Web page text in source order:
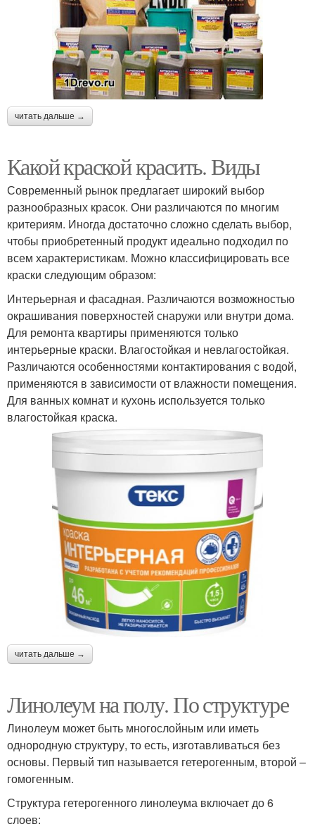
читать дальше →
Какой краской красить. Виды
Современный рынок предлагает широкий выбор
разнообразных красок. Они различаются по многим
критериям. Иногда достаточно сложно сделать выбор,
чтобы приобретенный продукт идеально подходил по
всем характеристикам. Можно классифицировать все
краски следующим образом:
Интерьерная и фасадная. Различаются возможностью
окрашивания поверхностей снаружи или внутри дома.
Для ремонта квартиры применяются только
интерьерные краски. Влагостойкая и невлагостойкая.
Различаются особенностями контактирования с водой,
применяются в зависимости от влажности помещения.
Для ванных комнат и кухонь используется только
влагостойкая краска.
читать дальше →
Линолеум на полу. По структуре
Линолеум может быть многослойным или иметь
однородную структуру, то есть, изготавливаться без
основы. Первый тип называется гетерогенным, второй –
гомогенным.
Структура гетерогенного линолеума включает до 6
слоев: